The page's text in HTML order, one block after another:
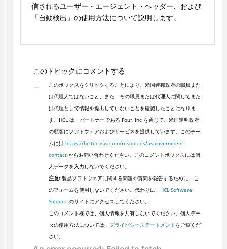
信されるユーザー・エージェント・ヘッダー、および
「自動検出」の使用方法について説明します。
このトピックにコメントする
このボックスをクリックすることにより、米国連邦政府の職員また
は代理人ではないこと、また、その職員または代理人に関してまた
は代理として情報を提出していないことを確認したことになりま
す。HCL は、パートナーである Four, Inc を通じて、米国連邦政府
の顧客にソフトウェアおよびサービスを提供しています。このチー
ムには https://hcltechsw.com/resources/us-government-
contactからお問い合わせください。このコメントボックスには個
人データを入力しないでください。
注意:製品ソフトウェアに関する問題や質問を報告するために、こ
のフォームを使用しないでください。代わりに、 HCL Software
Supportのサイトにアクセスしてください。
このコメント欄では、個人情報を共有しないでください。個人デー
タの使用方法については、 プライバシーステートメント をご覧くだ
さい。